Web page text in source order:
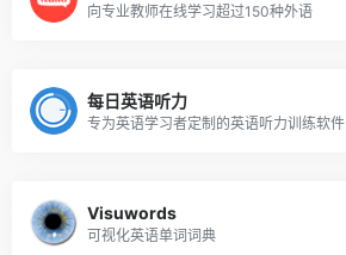
向专业教师在线学习超过150种外语
每日英语听力
专为英语学习者定制的英语听力训练软件
Visuwords
可视化英语单词词典